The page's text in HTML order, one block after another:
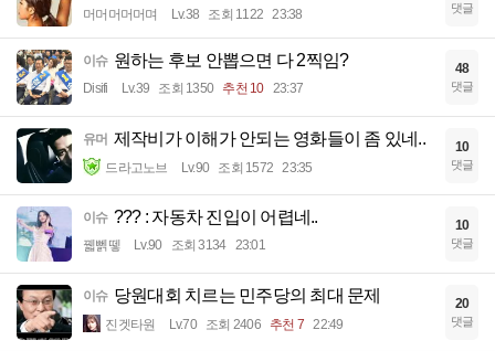
머머머머머며 Lv.38 조회 1122 23:38 댓글
이슈 원하는 후보 안뽑으면 다 2찍임?
Disifi Lv.39 조회 1350 추천 10 23:37
48
댓글
유머 제작비가 이해가 안되는 영화들이 좀 있네..
드라고노브 Lv.90 조회 1572 23:35
10
댓글
이슈 ??? : 자동차 진입이 어렵네..
꿻뻵뗗 Lv.90 조회 3134 23:01
10
댓글
이슈 당원대회 치르는 민주당의 최대 문제
진겟타원 Lv.70 조회 2406 추천 7 22:49
20
댓글